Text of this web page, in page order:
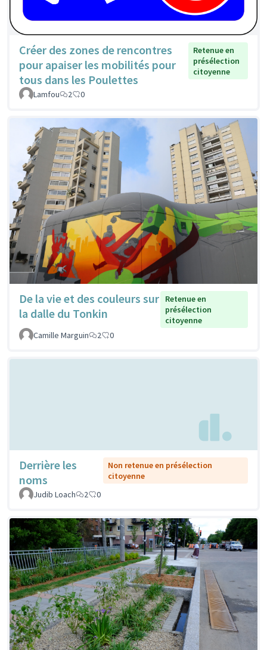
Créer des zones de rencontres
pour apaiser les mobilités pour
tous dans les Poulettes
Retenue en
présélection
citoyenne
Lamfou 2 0
De la vie et des couleurs sur
la dalle du Tonkin
Retenue en
présélection
citoyenne
Camille Marguin
2 0
Derrière les
noms
Non retenue en présélection
citoyenne
Judib Loach
2 0